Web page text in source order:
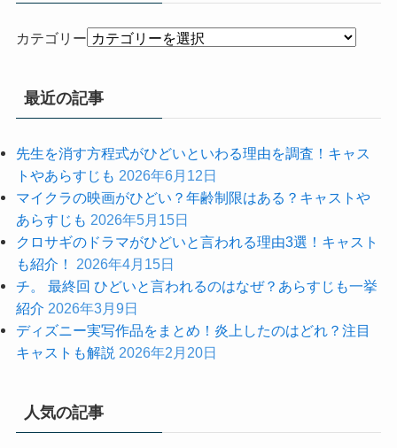
カテゴリー
最近の記事
先生を消す方程式がひどいといわる理由を調査！キャス
トやあらすじも 2026年6月12日
マイクラの映画がひどい？年齢制限はある？キャストや
あらすじも 2026年5月15日
クロサギのドラマがひどいと言われる理由3選！キャスト
も紹介！ 2026年4月15日
チ。 最終回 ひどいと言われるのはなぜ？あらすじも一挙
紹介 2026年3月9日
ディズニー実写作品をまとめ！炎上したのはどれ？注目
キャストも解説 2026年2月20日
人気の記事